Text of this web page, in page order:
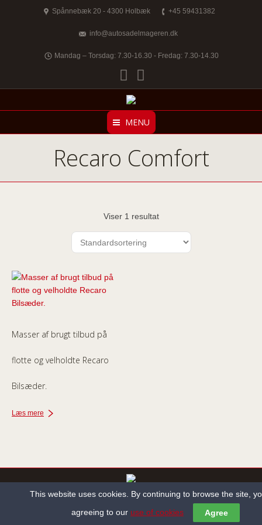
Spånnebæk 20 - 4300 Holbæk +45 59431382
info@autosadelmageren.dk
Mandag – Torsdag: 7.30-16.30 - Fredag: 7.30-14.30
Facebook
MENU
Recaro Comfort
Viser 1 resultat
Masser af brugt tilbud på
flotte og velholdte Recaro
Bilsæder.
Læs mere
Copyright ©2013-2022 Holbæk Autosadelmager All Rights Reserved.
This website uses cookies. By continuing to browse the site,
agreeing to our use of cookies Agree